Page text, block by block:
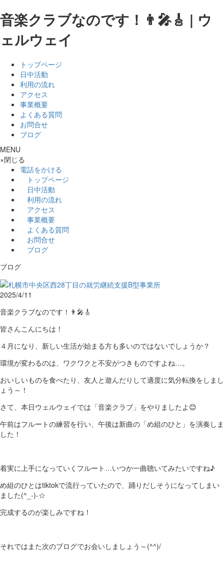
音楽クラブなのです！👨‍🎤🎸 | ウ
ェルウェイ
トップページ
日中活動
利用の流れ
アクセス
事業概要
よくある質問
お問合せ
ブログ
MENU
×閉じる
電話をかける
トップページ
日中活動
利用の流れ
アクセス
事業概要
よくある質問
お問合せ
ブログ
ブログ
2025/4/11
音楽クラブなのです！👨‍🎤🎸
皆さんこんにちは！
４月になり、新しい生活が始まる方も多いのではないでしょうか？
環境が変わるのは、ワクワクと不安がつきものですよね…。
おいしいものを食べたり、友人と遊んだりして適度に気分転換をしまし
ょう～！
さて、本日ウェルウェイでは「音楽クラブ」をやりましたよ😊
午前はフルートの練習を行い、午後は新曲の「め組のひと」を演奏しま
した！
着実に上手になっていくフルート…いつか一曲聴いてみたいですね♪
め組のひとはtiktokで流行っていたので、踊りだしそうになってしまい
ました(^_-)-☆
完成するのが楽しみですね！
それではまた次のブログでお会いしましょう～(^^)/